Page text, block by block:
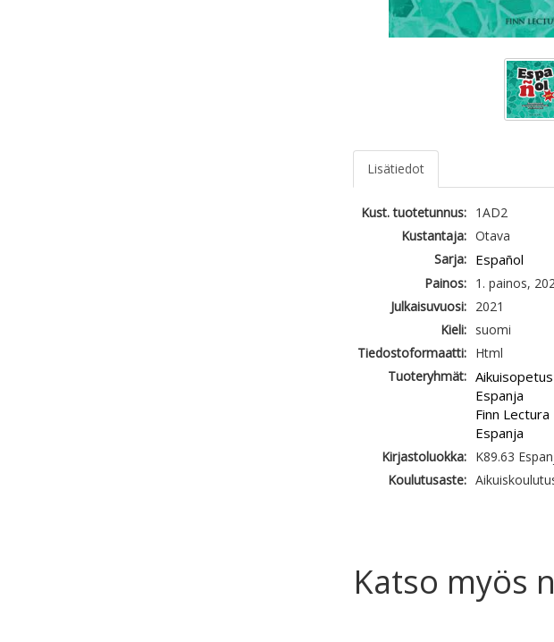
Lisätiedot
Kust. tuotetunnus:
1AD2
Kustantaja: Otava
Sarja:
Español
Painos:
1. painos,
Julkaisuvuosi:
2021
Kieli:
suomi
Tiedostoformaatti:
Html
Tuoteryhmät: Aikuisopetus
Espanja
Finn Lectura
Espanja
Kirjastoluokka:
K89.63
Koulutusaste:
Katso myös